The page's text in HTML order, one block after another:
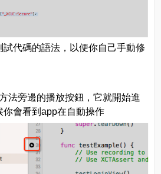
試代碼的語法，以便你自己手動修
法旁邊的播放按鈕，它就開始進
會看到app在自動操作